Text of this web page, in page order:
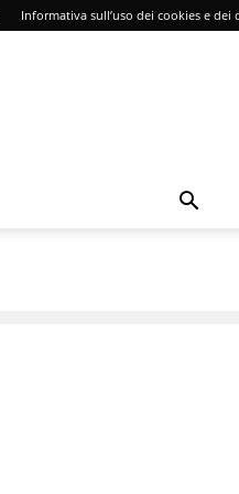
Informativa sull’uso dei cookies e dei